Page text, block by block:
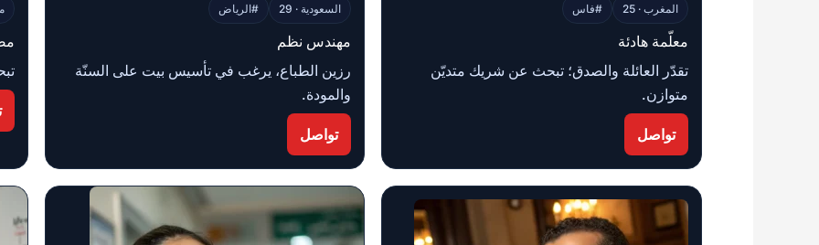
المغرب · 25 #فاس
معلّمة هادئة
تقدّر العائلة والصدق؛ تبحث عن شريك متديّن
متوازن.
تواصل
السعودية · 29 #الرياض
مهندس نظم
رزين الطباع، يرغب في تأسيس بيت على السنّة
والمودة.
تواصل